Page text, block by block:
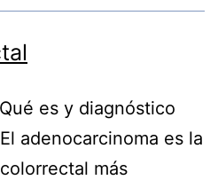
es y diagnóstico
adenocarcinoma es la
más